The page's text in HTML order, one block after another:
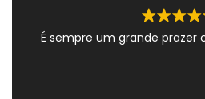
É sempre um grande prazer